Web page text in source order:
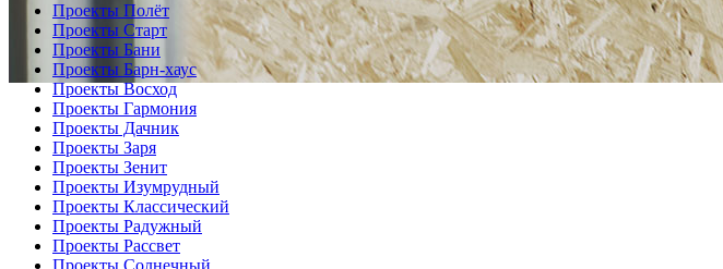
Проекты Полёт
Проекты Старт
Проекты Бани
Проекты Барн-хаус
Проекты Восход
Проекты Гармония
Проекты Дачник
Проекты Заря
Проекты Зенит
Проекты Изумрудный
Проекты Классический
Проекты Радужный
Проекты Рассвет
Проекты Солнечный